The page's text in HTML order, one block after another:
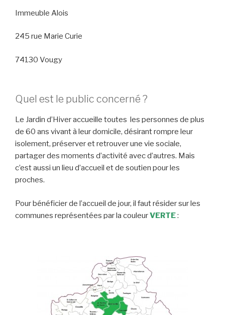
Immeuble Alois
245 rue Marie Curie
74130 Vougy
Quel est le public concerné ?
Le Jardin d’Hiver accueille toutes les personnes de plus
de 60 ans vivant à leur domicile, désirant rompre leur
isolement, préserver et retrouver une vie sociale,
partager des moments d’activité avec d’autres. Mais
c’est aussi un lieu d’accueil et de soutien pour les
proches.
Pour bénéficier de l’accueil de jour, il faut résider sur les
communes représentées par la couleurVERTE: